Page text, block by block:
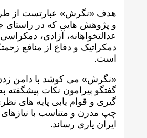
هدف «نگرش» عبارتست از
و پژوهش هايی که در راستای
عدالتخواهانه، آزادی،
دمکراتيک و دفاع از منافع
است.
«نگرش» می کوشد با دامن
گفتگو پيرامون نکات پیشگفته
گيری و قوام يابی پايه های
چپ مدرن و متناسب با
ايران ياری رساند.